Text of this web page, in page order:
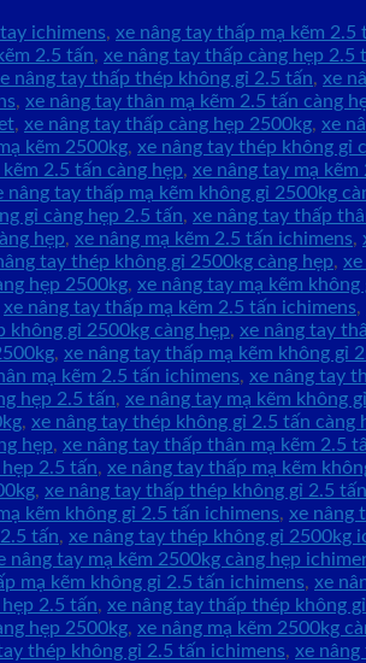
ichimens, xe nâng tay thấp mạ kẽm 2.5
2.5 tấn, xe nâng tay thấp càng hẹp 2.5
nâng tay thấp thép không gỉ 2.5 tấn, xe
, xe nâng tay thân mạ kẽm 2.5 tấn càng
, xe nâng tay thấp càng hẹp 2500kg, xe
kẽm 2500kg, xe nâng tay thép không gỉ
2.5 tấn càng hẹp, xe nâng tay mạ
nâng tay thấp mạ kẽm không gỉ 2500kg
gỉ càng hẹp 2.5 tấn, xe nâng tay thấp
hẹp, xe nâng mạ kẽm 2.5 tấn ichimens,
tay thép không gỉ 2500kg càng hẹp, xe
hẹp 2500kg, xe nâng tay mạ kẽm
xe nâng tay thấp mạ kẽm 2.5 tấn ichimens,
không gỉ 2500kg càng hẹp, xe nâng tay
, xe nâng tay thấp mạ kẽm không gỉ
mạ kẽm 2.5 tấn ichimens, xe nâng tay
hẹp 2.5 tấn, xe nâng tay mạ kẽm không
, xe nâng tay thép không gỉ 2.5 tấn càng
hẹp, xe nâng tay thấp thân mạ kẽm 2.5
2.5 tấn, xe nâng tay thấp mạ kẽm
, xe nâng tay thấp thép không gỉ 2.5
kẽm không gỉ 2.5 tấn ichimens, xe nâng
tấn, xe nâng tay thép không gỉ 2500kg
nâng tay mạ kẽm 2500kg càng hẹp
mạ kẽm không gỉ 2.5 tấn ichimens, xe
2.5 tấn, xe nâng tay thấp thép không
hẹp 2500kg, xe nâng mạ kẽm 2500kg
thép không gỉ 2.5 tấn ichimens, xe nâng